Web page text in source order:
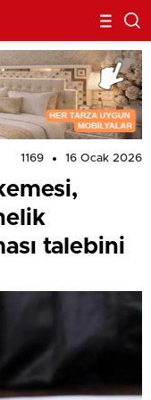
1169 16 Ocak 2026
talebini